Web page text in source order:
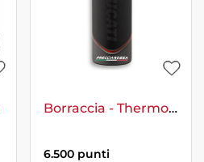
Borraccia - Thermo Black
6.500 punti